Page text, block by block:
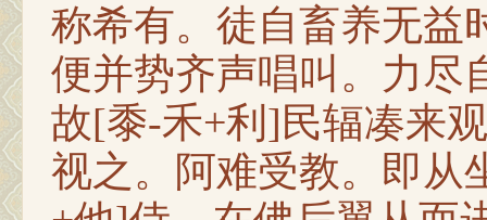
称希有。徒自畜养无益
便并势齐声唱叫。力尽
故[黍-禾+利]民辐凑来
视之。阿难受教。即从